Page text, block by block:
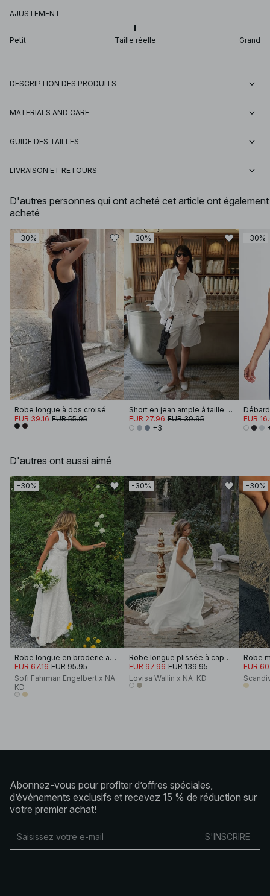
AJUSTEMENT
Petit Taille réelle Grand
DESCRIPTION DES PRODUITS
MATERIALS AND CARE
GUIDE DES TAILLES
LIVRAISON ET RETOURS
D'autres personnes qui ont acheté cet article ont également
acheté
-30%
Robe longue à dos croisé
EUR 39.16 EUR 55.95
-30%
Short en jean ample à taille mi-haute
EUR 27.96 EUR 39.95
+3
-30%
EUR
D'autres ont aussi aimé
-30%
Robe longue en broderie anglaise à bords festonnés
EUR 67.16 EUR 95.95
Sofi Fahrman Engelbert x NA-
KD
-30%
Robe longue plissée à capuchon
EUR 97.96 EUR 139.95
Lovisa Wallin x NA-KD
-30%
Robe
EUR
Abonnez-vous pour profiter d’offres spéciales,
d’événements exclusifs et recevez 15 % de réduction sur
votre premier achat!
S'INSCRIRE